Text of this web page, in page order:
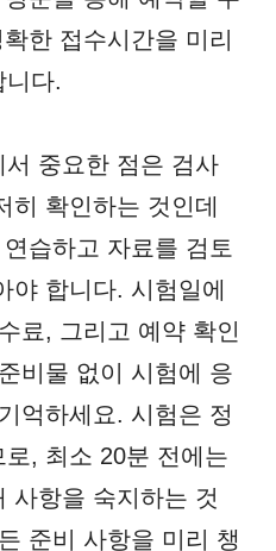
한 접수시간을 미리
니다.
중요한 점은 검사
히 확인하는 것인데
습하고 자료를 검토
야 합니다. 시험일에
료, 그리고 예약 확인
비물 없이 시험에 응
억하세요. 시험은 정
, 최소 20분 전에는
사항을 숙지하는 것
준비 사항을 미리 챙